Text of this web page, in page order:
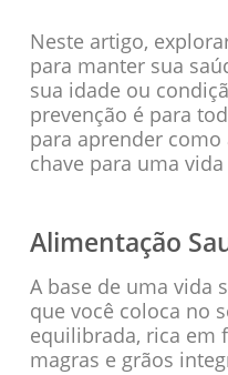
Neste artigo,
para manter sua
sua idade ou
prevenção é para
para aprender como
chave para uma
Alimentação
A base de uma vida
que você coloca no
equilibrada, rica em
magras e grãos